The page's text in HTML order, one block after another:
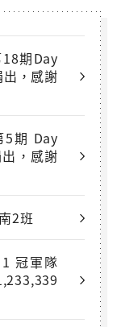
期Day
，感謝
5期 Day
，感謝
2班
冠軍隊